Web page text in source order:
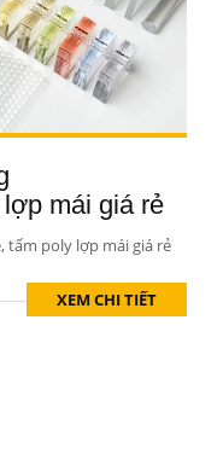
mái giá rẻ
tấm poly lợp mái giá rẻ
XEM CHI TIẾT